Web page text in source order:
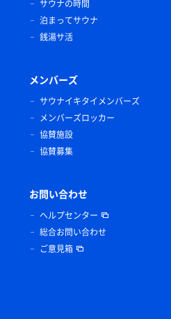
サウナの時間
泊まってサウナ
銭湯サ活
メンバーズ
サウナイキタイメンバーズ
メンバーズロッカー
協賛施設
協賛募集
お問い合わせ
ヘルプセンター
総合お問い合わせ
ご意見箱